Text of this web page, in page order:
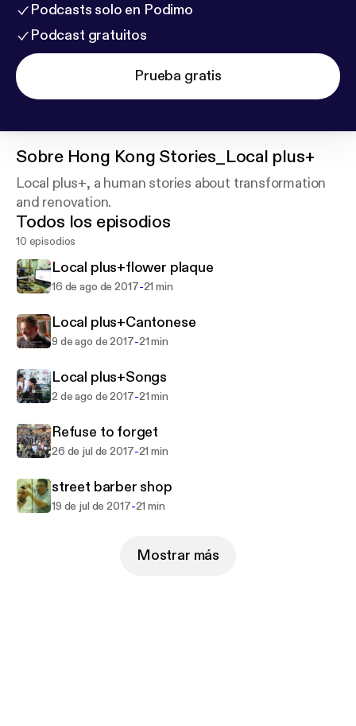
Podcasts solo en Podimo
Podcast gratuitos
Prueba gratis
Sobre Hong Kong Stories_Local plus+
Local plus+, a human stories about transformation
and renovation.
Todos los episodios
10 episodios
Local plus+flower plaque
16 de ago de 2017-21 min
Local plus+Cantonese
9 de ago de 2017-21 min
Local plus+Songs
2 de ago de 2017-21 min
Refuse to forget
26 de jul de 2017-21 min
street barber shop
19 de jul de 2017-21 min
Mostrar más